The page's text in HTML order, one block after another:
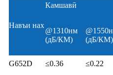
Навъи нах
Камшавӣ
@1310нм
(дБ/КМ)
(дБ/КМ)
G652D ≤0.36 ≤0.22